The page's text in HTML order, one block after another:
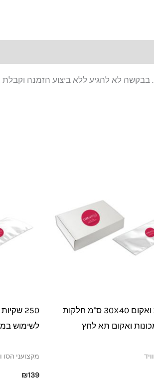
בבקשה לא להגיע ללא ביצוע הזמנה וקבלת
250 שקיות ואקום 30X40 ס"מ חלקות
ואקום תא לחץ
לשימוש
מקצועני הסו
₪139